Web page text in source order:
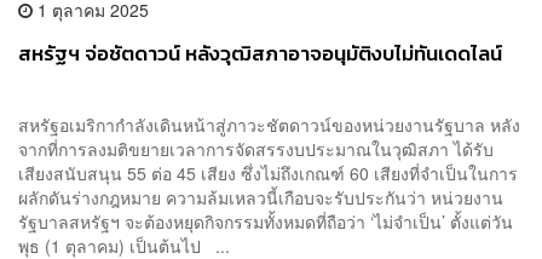
1 ตุลาคม 2025
สหรัฐฯ จ่อชัตดาวน์ หลังวุฒิสภาอาจอนุมัติงบไม่ทันเดดไลน์
สหรัฐอเมริกากำลังเดินหน้าสู่ภาวะชัตดาวน์ของหน่วยงานรัฐบาล หลัง
จากที่การลงมติขยายเวลาการจัดสรรงบประมาณในวุฒิสภา ได้รับ
เสียงสนับสนุน 55 ต่อ 45 เสียง ซึ่งไม่ถึงเกณฑ์ 60 เสียงที่จำเป็นในการ
ผลักดันร่างกฎหมาย ความล้มเหลวนี้เกือบจะรับประกันว่า หน่วยงาน
รัฐบาลสหรัฐฯ จะต้องหยุดกิจกรรมทั้งหมดที่ถือว่า ‘ไม่จำเป็น’ ตั้งแต่วัน
พุธ (1 ตุลาคม) เป็นต้นไป ...